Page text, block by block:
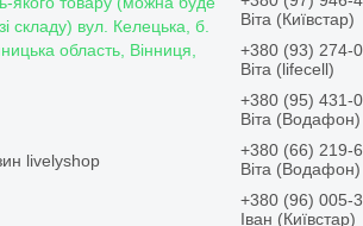
складу) вул. Келецька, б.
область, Вінниця,
livelyshop
Віта (Київстар)
+380 (93) 274-
Віта (lifecell)
+380 (95) 431-
Віта (Водафон)
+380 (66) 219-
Віта (Водафон)
+380 (96) 005-
Іван (Київстар)